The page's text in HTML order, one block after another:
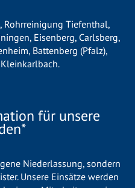
, Rohrreinigung Tiefenthal,
, Eisenberg, Carlsberg,
, Battenberg (Pfalz),
Kleinkarlbach.
für unsere
Niederlassung, sondern
Unsere Einsätze werden